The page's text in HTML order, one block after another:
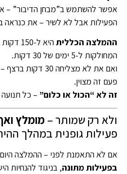
אפשר להשתמש ב”מבחן הדיבור” –
הפעילות אבל לא לשיר – את כנראה
ההמלצה הכללית
היא ל-
המחולקות ל-5 ימים של 30 דקות.
פעם זה מצוין.
זה לא “הכול או כלום” – כל
ולא רק שמותר – מומלץ
פעילות גופנית במהלך
אם לא התאמנת לפני – ההמלצה
בפעילות מתונה, בניגוד להנחיות